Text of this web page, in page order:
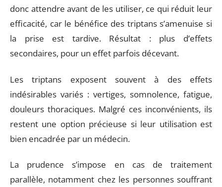
donc attendre avant de les utiliser, ce qui réduit leur
efficacité, car le bénéfice des triptans s’amenuise si
la prise est tardive. Résultat : plus d’effets
secondaires, pour un effet parfois décevant.
Les triptans exposent souvent à des effets
indésirables variés : vertiges, somnolence, fatigue,
douleurs thoraciques. Malgré ces inconvénients, ils
restent une option précieuse si leur utilisation est
bien encadrée par un médecin.
La prudence s’impose en cas de traitement
parallèle, notamment chez les personnes souffrant